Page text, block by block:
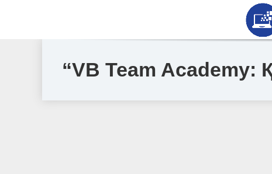
“VB Team Academy: